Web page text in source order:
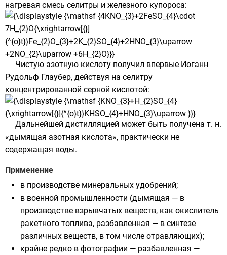
нагревая смесь селитры и железного купороса:
Чистую азотную кислоту получил впервые Иоганн
Рудольф Глаубер, действуя на селитру
концентрированной серной кислотой:
Дальнейшей дистилляцией может быть получена т. н.
«дымящая азотная кислота», практически не
содержащая воды.
Применение
в производстве минеральных удобрений;
в военной промышленности (дымящая — в
производстве взрывчатых веществ, как окислитель
ракетного топлива, разбавленная — в синтезе
различных веществ, в том числе отравляющих);
крайне редко в фотографии — разбавленная —